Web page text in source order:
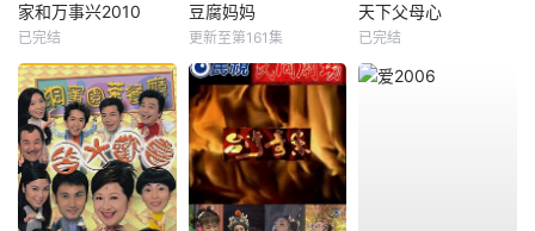
家和万事兴2010
已完结
豆腐妈妈
更新至第161集
天下父母心
已完结